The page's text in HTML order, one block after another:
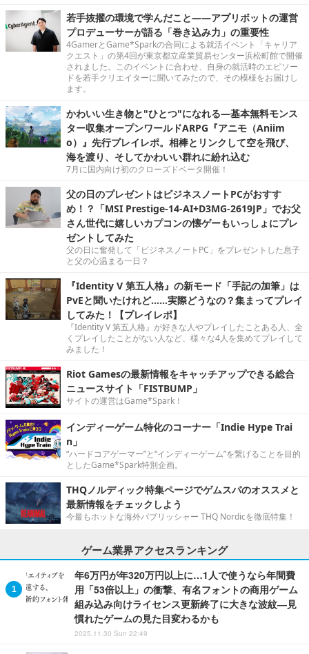
若手抜擢の環境で学んだこと――アプリボットの運営
プロデューサーが語る「巻き込み力」の重要性
4GamerとGame*Sparkの合同による就活イベント「キャリア
クエスト」の第4回が東京都立産業貿易センター浜松町館で開催
されました。このイベントに合わせ、自身の就活時のエピソー
ドを若手クリエイターに聞いてみたので、その模様をお届けし
ます。
かわいい生き物と"ひとつ"になれる―基本無料モンス
ター収集オープンワールドARPG『アニモ（Aniim
o）』先行プレイレポ。相棒とリンクして空を飛び、
海を渡り、そしてかわいい群れに紛れ込む
7月に国内向け初のクローズドベータ開催！
父の日のプレゼントはビジネスノートPCがおすす
め！？「MSI Prestige-14-AI+D3MG-2619JP」でお父
さん世代に嬉しいカプコンの懐ゲーもいっしょにプレ
ゼントしてみた
父の日に奮発して「ビジネスノートPC」をプレゼントした息子
と父の心温まる一日？
『Identity V 第五人格』の新モード「手記の加筆」は
PvEと聞いたけれど……実際どうなの？集まってプレイ
してみた！【プレイレポ】
『Identity V 第五人格』が好きな人やプレイしたことある人、全
くプレイしたことがない人など、様々な4人を集めてプレイして
みました！
Riot Gamesの最新情報をキャッチアップできる総合
ニュースサイト「FISTBUMP」
サイトの運営はGame*Spark！
インディーゲーム特化のコーナー「Indie Hype Trai
n」
“ハードコアゲーマー”と“インディーゲーム”を繋げることを目的
としたGame*Spark特別企画。
THQノルディック特集ページでゲムスパのオススメと
最新情報をチェックしよう
今最もホットな海外パブリッシャー THQ Nordicを徹底特集！
ゲーム業界アクセスランキング
年6万円が年320万円以上に…1人で使うなら年間費
用「53倍以上」の衝撃、有名フォントの商用ゲーム
組み込み向けライセンス更新終了に大きな波紋―見
慣れたゲームの見た目変わるかも
2025.11.30 Sun 22:49